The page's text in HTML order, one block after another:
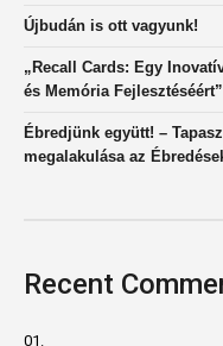
Újbudán is ott vagyunk!
„Recall Cards: Egy
és Memória Fejlesztéséért”
Ébredjünk együtt! –
megalakulása az
Recent